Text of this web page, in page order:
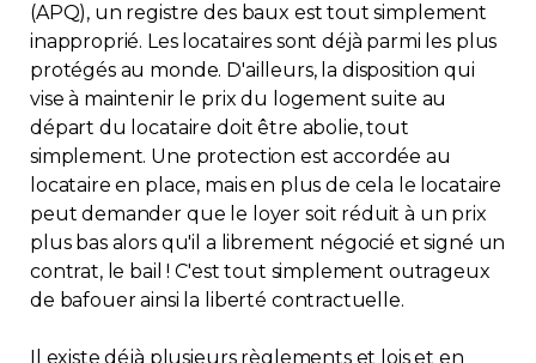
(APQ), un registre des baux est tout simplement
inapproprié. Les locataires sont déjà parmi les plus
protégés au monde. D'ailleurs, la disposition qui
vise à maintenir le prix du logement suite au
départ du locataire doit être abolie, tout
simplement. Une protection est accordée au
locataire en place, mais en plus de cela le locataire
peut demander que le loyer soit réduit à un prix
plus bas alors qu'il a librement négocié et signé un
contrat, le bail ! C'est tout simplement outrageux
de bafouer ainsi la liberté contractuelle.
Il existe déjà plusieurs règlements et lois et en